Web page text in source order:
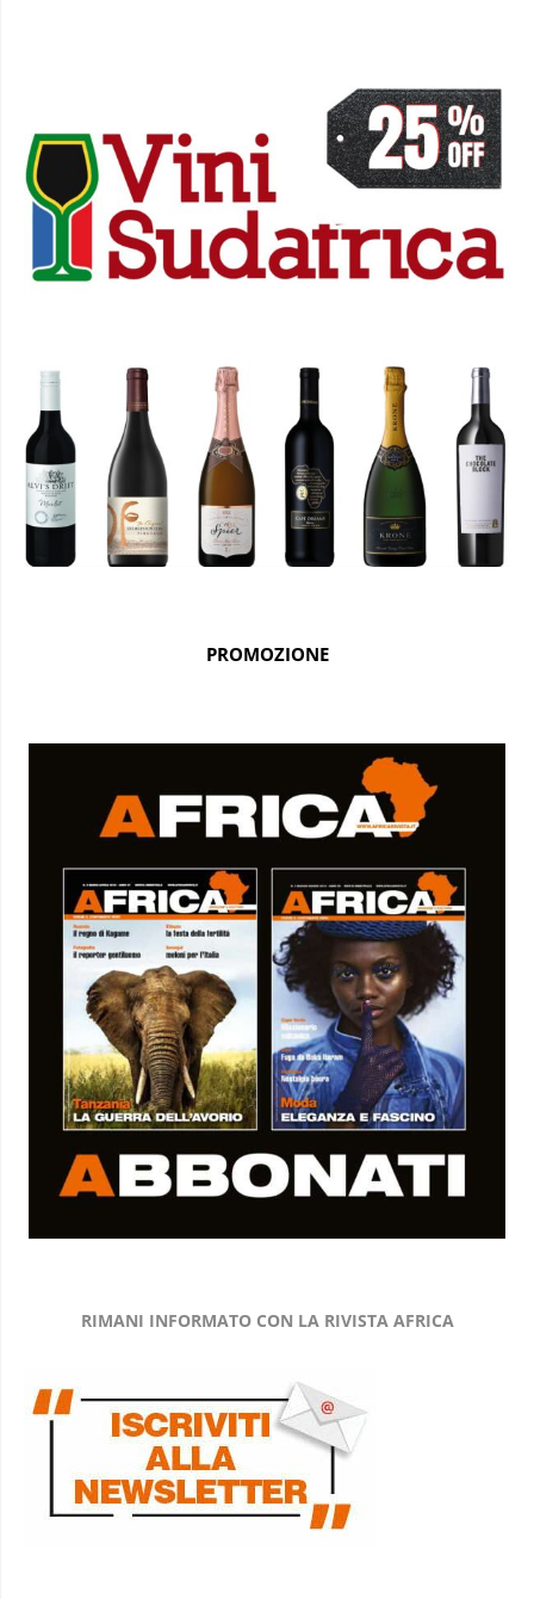
PROMOZIONE
RIMANI INFORMATO CON LA RIVISTA AFRICA